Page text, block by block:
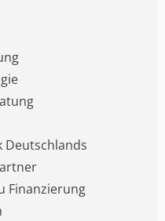
Deutschlands
Finanzierung